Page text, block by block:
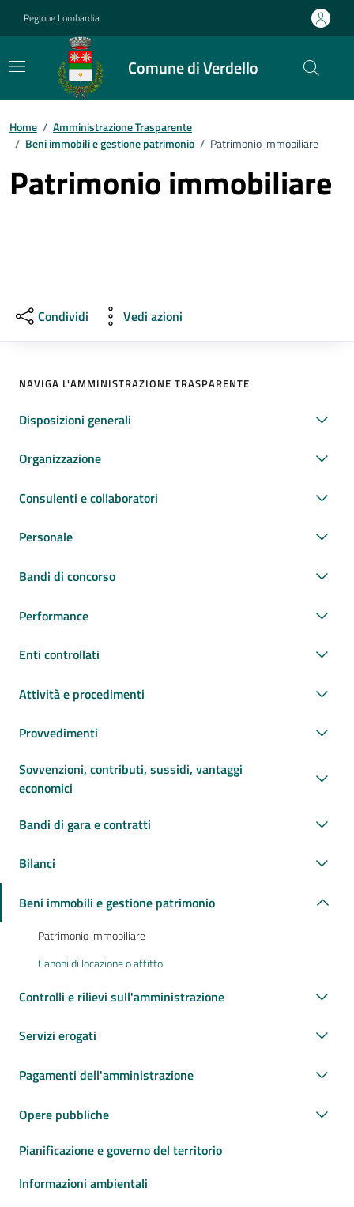
Regione Lombardia
Comune di Verdello
Home / Amministrazione Trasparente
/ Beni immobili e gestione patrimonio / Patrimonio immobiliare
Patrimonio immobiliare
Condividi Vedi azioni
NAVIGA L'AMMINISTRAZIONE TRASPARENTE
Disposizioni generali
Organizzazione
Consulenti e collaboratori
Personale
Bandi di concorso
Performance
Enti controllati
Attività e procedimenti
Provvedimenti
Sovvenzioni, contributi, sussidi, vantaggi
economici
Bandi di gara e contratti
Bilanci
Beni immobili e gestione patrimonio
Patrimonio immobiliare
Canoni di locazione o affitto
Controlli e rilievi sull'amministrazione
Servizi erogati
Pagamenti dell'amministrazione
Opere pubbliche
Pianificazione e governo del territorio
Informazioni ambientali